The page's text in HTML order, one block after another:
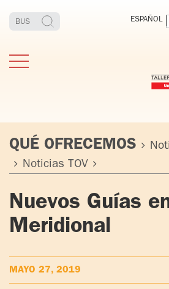
TOV ADULTOS
TOV
ADOLESCENTES
PADRE
ESPAÑOL
QUÉ OFRECEMOS
Noticias TOV
Nuevos Guías
Meridional
MAYO 27, 2019